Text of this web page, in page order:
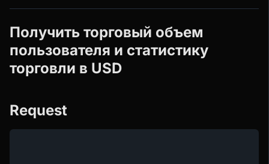
Получить торговый объем
пользователя и статистику
торговли в USD
Request